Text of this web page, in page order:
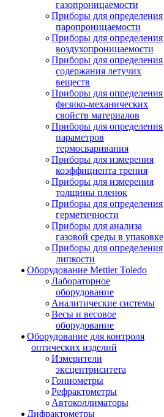
газопроницаемости
Приборы для определения
паропроницаемости
Приборы для определения
воздухопроницаемости
Приборы для определения
содержания летучих
веществ
Приборы для определения
физико-механических
свойств материалов
Приборы для определения
параметров
термосваривания
Приборы для измерения
коэффициента трения
Приборы для измерения
толщины пленок
Приборы для определения
герметичности
Приборы для анализа
газовой среды в упаковке
Приборы для определения
липкости
Оборудование Mettler Toledo
Лабораторное
оборудование
Аналитические системы
Весы и весовое
оборудование
Оборудование для контроля
оптических изделий
Измерители
эксцентриситета
Гониометры
Рефрактометры
Автоколлиматоры
Дифрактометры